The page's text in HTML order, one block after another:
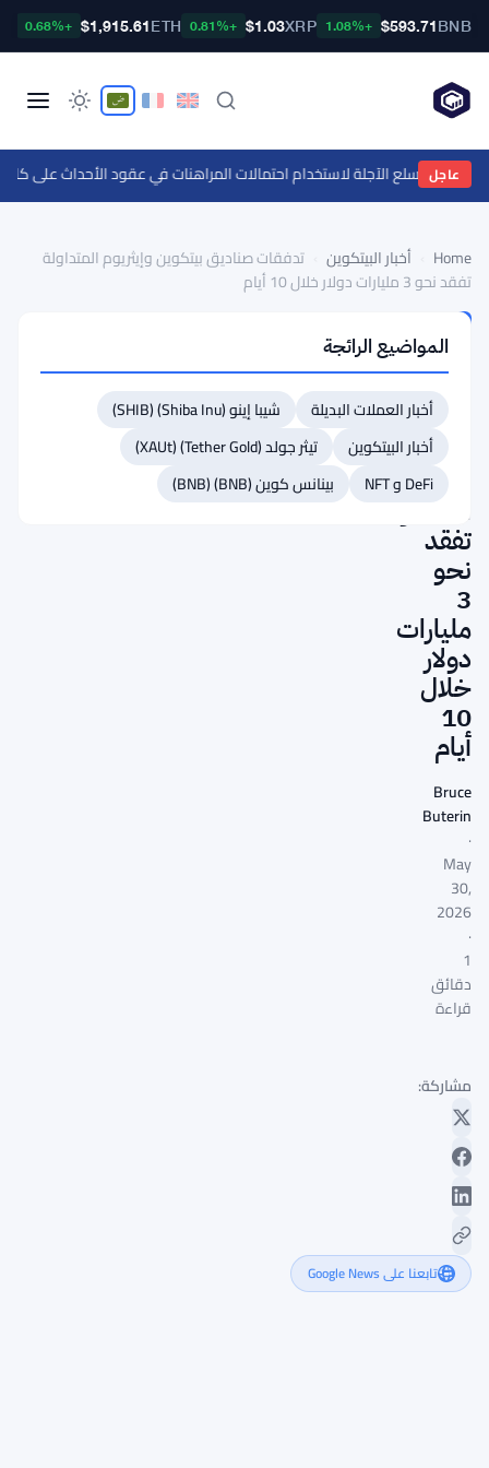
BNB
$593.71
+1.08%
XRP
$1.03
+0.81%
ETH
$1,915.61
+0.68%
عاجل
تداول السلع الآجلة لاستخدام احتمالات المراهنات في عقود الأحداث على
Home أخبار البيتكوين
تدفقات صناديق بيتكوين وإيثريوم المتداولة
تفقد نحو 3 مليارات دولار خلال 10 أيام
البيتكوين
تدفقات
صناديق
بيتكوين
وإيثريوم
المتداولة
تفقد
نحو
3
مليارات
دولار
خلال
10
أيام
Bruce
Buterin
·
May
30,
2026
·
1
دقائق
قراءة
مشاركة:
تابعنا على Google News
المواضيع الرائجة
أخبار العملات البديلة
شيبا إينو (Shiba Inu) (SHIB)
أخبار البيتكوين
تيثر جولد (Tether Gold) (XAUt)
DeFi و NFT
بينانس كوين (BNB) (BNB)